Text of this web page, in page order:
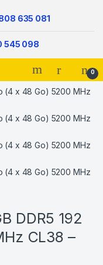
635 081
545 098
0
DDR5 192
CL38 –